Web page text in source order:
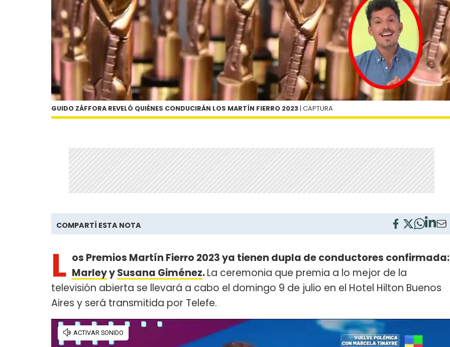
GUIDO ZÁFFORA REVELÓ QUIÉNES CONDUCIRÁN LOS MARTÍN FIERRO 2023 | CAPTURA
COMPARTÍ ESTA NOTA
L os Premios Martín Fierro 2023 ya tienen dupla de conductores confirmada:
MarleyySusana Giménez.La ceremonia que premia a lo mejor de la
televisión abierta se llevará a cabo el domingo 9 de julio en el Hotel Hilton Buenos
Aires y será transmitida por Telefe.